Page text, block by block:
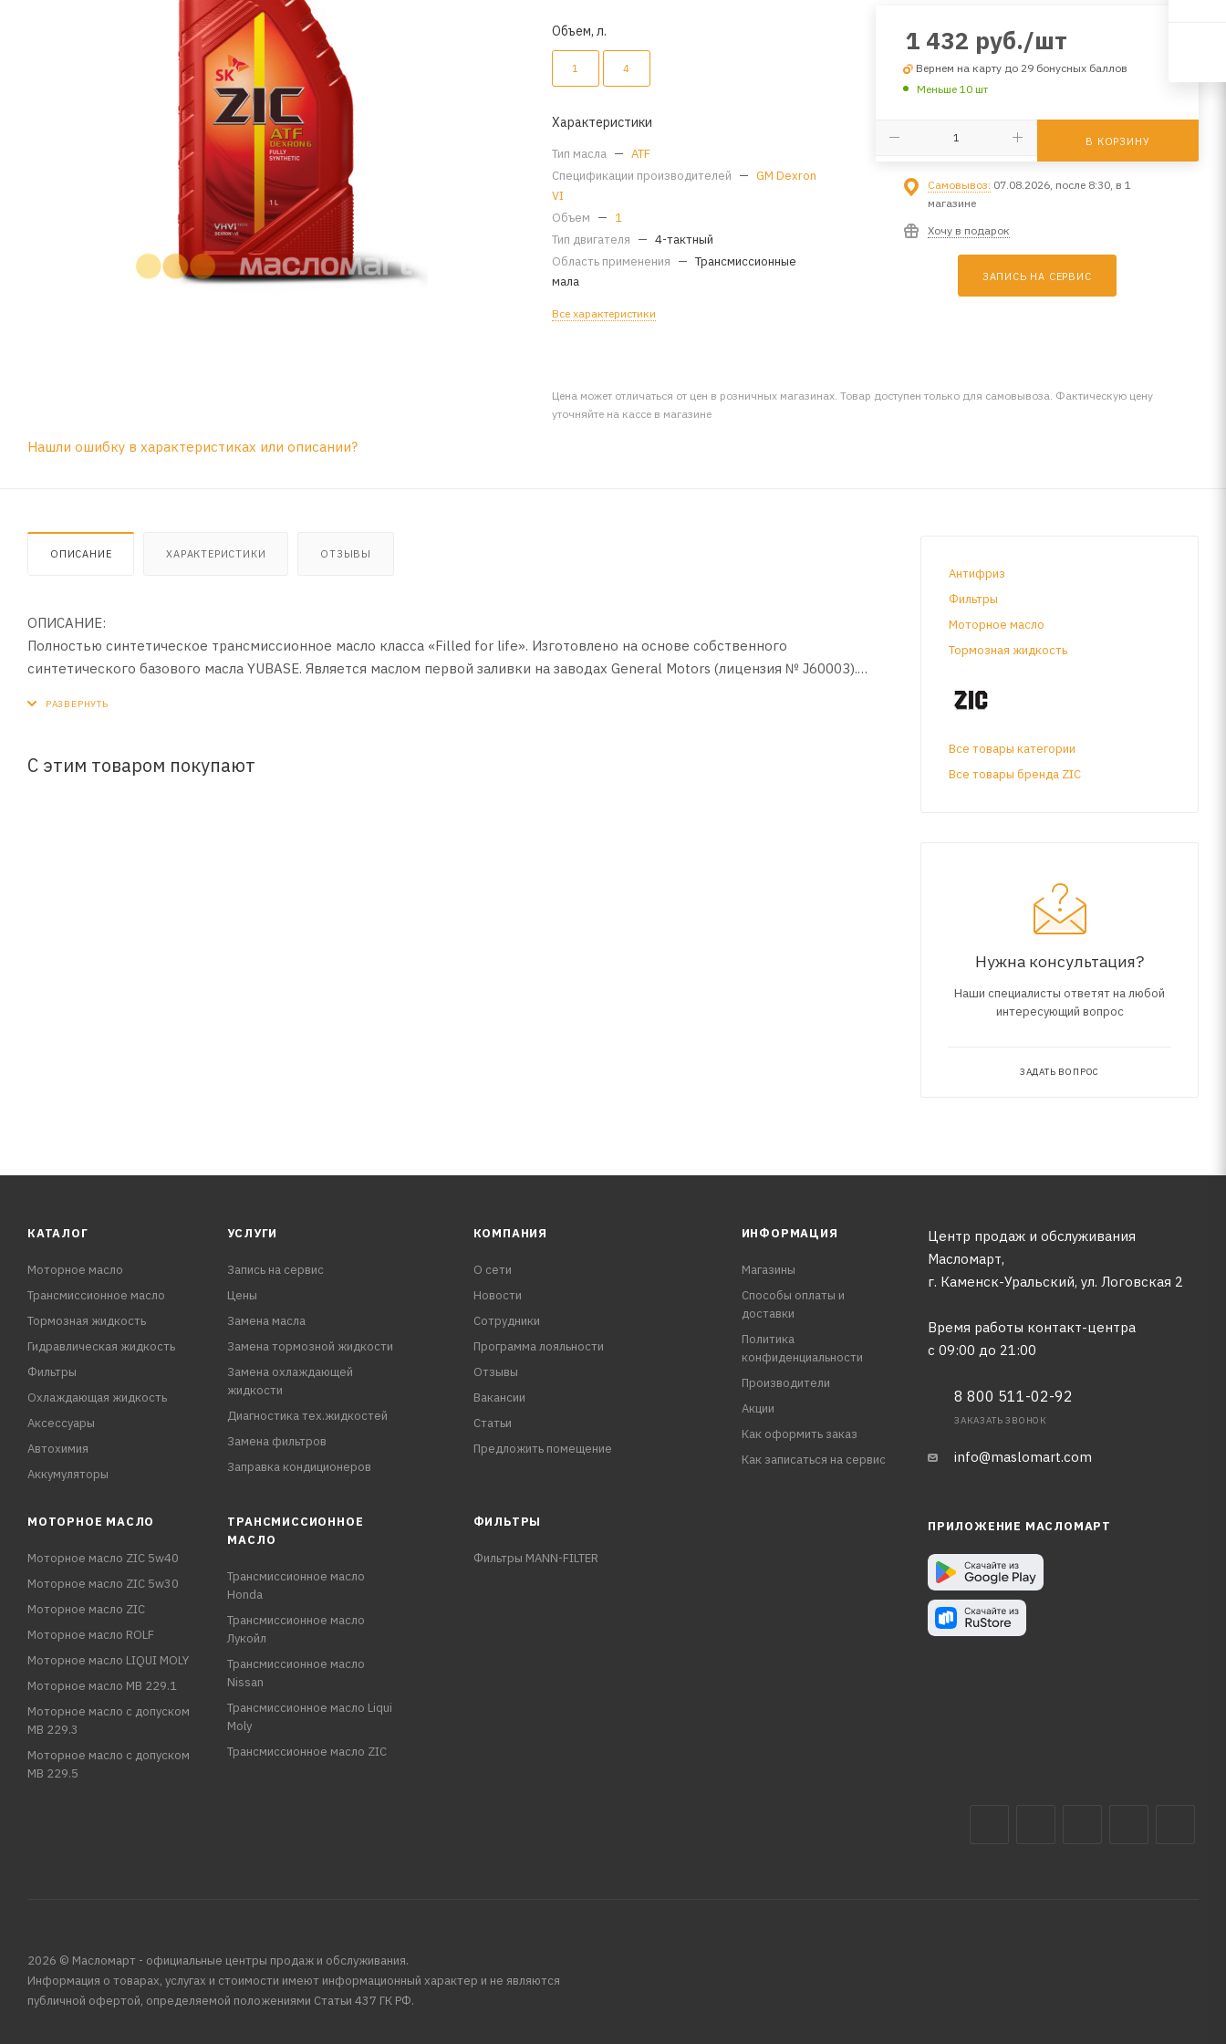
Объем, л.
1 4
Характеристики
Тип масла — ATF
Спецификации производителей — GM Dexron
VI
Объем — 1
Тип двигателя — 4-тактный
Область применения — Трансмиссионные
мала
Все характеристики
1 432 руб./шт
Вернем на карту до 29 бонусных баллов
Меньше 10 шт
В КОРЗИНУ
Самовывоз: 07.08.2026, после 8:30, в 1
магазине
Хочу в подарок
ЗАПИСЬ НА СЕРВИС
Цена может отличаться от цен в розничных магазинах. Товар доступен только для самовывоза. Фактическую цену
уточняйте на кассе в магазине
Нашли ошибку в характеристиках или описании?
ОПИСАНИЕ ХАРАКТЕРИСТИКИ ОТЗЫВЫ
ОПИСАНИЕ:
Полностью синтетическое трансмисcионное масло класса «Filled for life». Изготовлено на основе собственного
синтетического базового масла YUBASE. Является маслом первой заливки на заводах General Motors (лицензия № J60003).
Dexron VI, Dexron III или Dexron II.
С этим товаром покупают
Антифриз
Фильтры
Моторное масло
Тормозная жидкость
Все товары категории
Все товары бренда ZIC
Нужна консультация?
Наши специалисты ответят на любой
интересующий вопрос
ЗАДАТЬ ВОПРОС
КАТАЛОГ
Моторное масло
Трансмиссионное масло
Тормозная жидкость
Гидравлическая жидкость
Фильтры
Охлаждающая жидкость
Аксессуары
Автохимия
Аккумуляторы
УСЛУГИ
Запись на сервис
Цены
Замена масла
Замена тормозной жидкости
Замена охлаждающей
жидкости
Диагностика тех.жидкостей
Замена фильтров
Заправка кондиционеров
КОМПАНИЯ
О сети
Новости
Сотрудники
Программа лояльности
Отзывы
Вакансии
Статьи
Предложить помещение
ИНФОРМАЦИЯ
Магазины
Способы оплаты и
доставки
Политика
конфиденциальности
Производители
Акции
Как оформить заказ
Как записаться на сервис
Центр продаж и обслуживания
Масломарт,
г. Каменск-Уральский, ул. Логовская 2
Время работы контакт-центра
с 09:00 до 21:00
8 800 511-02-92
ЗАКАЗАТЬ ЗВОНОК
info@maslomart.com
МОТОРНОЕ МАСЛО
Моторное масло ZIC 5w40
Моторное масло ZIC 5w30
Моторное масло ZIC
Моторное масло ROLF
Моторное масло LIQUI MOLY
Моторное масло MB 229.1
Моторное масло с допуском
MB 229.3
Моторное масло с допуском
MB 229.5
ТРАНСМИССИОННОЕ
МАСЛО
Трансмиссионное масло
Honda
Трансмиссионное масло
Лукойл
Трансмиссионное масло
Nissan
Трансмиссионное масло Liqui
Moly
Трансмиссионное масло ZIC
ФИЛЬТРЫ
Фильтры MANN-FILTER
ПРИЛОЖЕНИЕ МАСЛОМАРТ
2026 © Масломарт - официальные центры продаж и обслуживания.
Информация о товарах, услугах и стоимости имеют информационный характер и не являются
публичной офертой, определяемой положениями Статьи 437 ГК РФ.